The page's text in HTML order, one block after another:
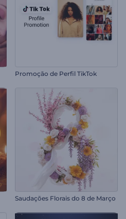
Promoção de Perfil TikTok
Saudações Florais do 8 de Março